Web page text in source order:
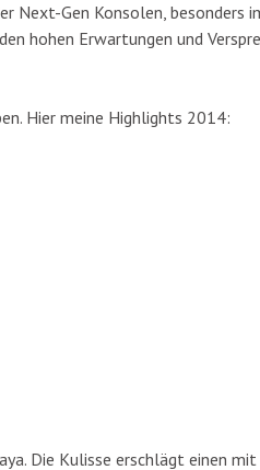
Next-Gen Konsolen, besonders
hohen Erwartungen und
Hier meine Highlights 2014:
Die Kulisse erschlägt einen mit